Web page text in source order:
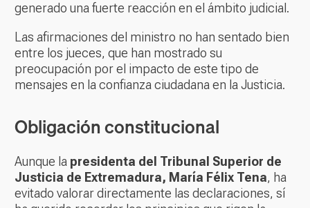
generado una fuerte reacción en el ámbito judicial.
Las afirmaciones del ministro no han sentado bien
entre los jueces, que han mostrado su
preocupación por el impacto de este tipo de
mensajes en la confianza ciudadana en la Justicia.
Obligación constitucional
Aunque la presidenta del Tribunal Superior de
Justicia de Extremadura, María Félix Tena, ha
evitado valorar directamente las declaraciones, sí